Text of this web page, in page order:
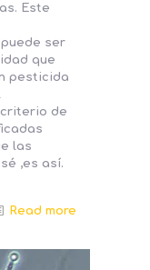
Este
ser
que
pesticida
criterio de
las
,es así.
Read more